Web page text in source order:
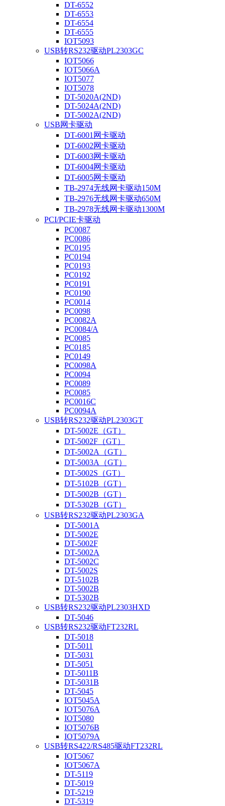
DT-6552
DT-6553
DT-6554
DT-6555
IOT5093
USB转RS232驱动PL2303GC
IOT5066
IOT5066A
IOT5077
IOT5078
DT-5020A(2ND)
DT-5024A(2ND)
DT-5002A(2ND)
USB网卡驱动
DT-6001网卡驱动
DT-6002网卡驱动
DT-6003网卡驱动
DT-6004网卡驱动
DT-6005网卡驱动
TB-2974无线网卡驱动150M
TB-2976无线网卡驱动650M
TB-2978无线网卡驱动1300M
PCI/PCIE卡驱动
PC0087
PC0086
PC0195
PC0194
PC0193
PC0192
PC0191
PC0190
PC0014
PC0098
PC0082A
PC0084/A
PC0085
PC0185
PC0149
PC0098A
PC0094
PC0089
PC0085
PC0016C
PC0094A
USB转RS232驱动PL2303GT
DT-5002E（GT）
DT-5002F（GT）
DT-5002A（GT）
DT-5003A（GT）
DT-5002S（GT）
DT-5102B（GT）
DT-5002B（GT）
DT-5302B（GT）
USB转RS232驱动PL2303GA
DT-5001A
DT-5002E
DT-5002F
DT-5002A
DT-5002C
DT-5002S
DT-5102B
DT-5002B
DT-5302B
USB转RS232驱动PL2303HXD
DT-5046
USB转RS232驱动FT232RL
DT-5018
DT-5011
DT-5031
DT-5051
DT-5011B
DT-5031B
DT-5045
IOT5045A
IOT5076A
IOT5080
IOT5076B
IOT5079A
USB转RS422/RS485驱动FT232RL
IOT5067
IOT5067A
DT-5119
DT-5019
DT-5219
DT-5319